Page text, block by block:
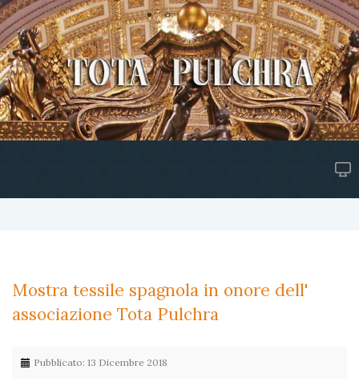
Mostra tessile spagnola in onore dell'
associazione Tota Pulchra
Pubblicato: 13 Dicembre 2018